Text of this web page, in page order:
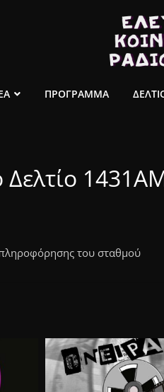
ΠΡΟΓΡΑΜΜΑ
Δελτίο
του σταθμού